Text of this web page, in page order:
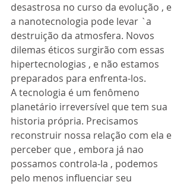
desastrosa no curso da evolução , e
a nanotecnologia pode levar `a
destruição da atmosfera. Novos
dilemas éticos surgirão com essas
hipertecnologias , e não estamos
preparados para enfrenta-los.
A tecnologia é um fenômeno
planetário irreversível que tem sua
historia própria. Precisamos
reconstruir nossa relação com ela e
perceber que , embora já nao
possamos controla-la , podemos
pelo menos influenciar seu